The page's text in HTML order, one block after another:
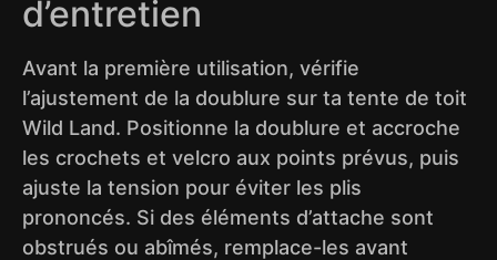
d’entretien
Avant la première utilisation, vérifie
l’ajustement de la doublure sur ta tente de toit
Wild Land. Positionne la doublure et accroche
les crochets et velcro aux points prévus, puis
ajuste la tension pour éviter les plis
prononcés. Si des éléments d’attache sont
obstrués ou abîmés, remplace-les avant